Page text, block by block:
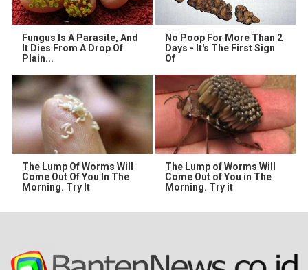
Fungus Is A Parasite, And
It Dies From A Drop Of
Plain...
No Poop For More Than 2
Days - It's The First Sign
Of
The Lump Of Worms Will
Come Out Of You In The
Morning. Try It
The Lump of Worms Will
Come Out of You in The
Morning. Try it